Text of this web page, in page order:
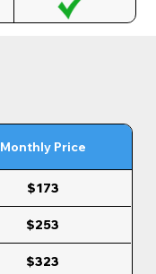
Monthly Price
$173
$253
$323